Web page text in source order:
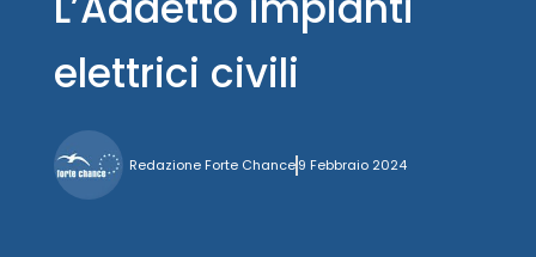
elettrici civili
Redazione Forte Chance 9 Febbraio 2024